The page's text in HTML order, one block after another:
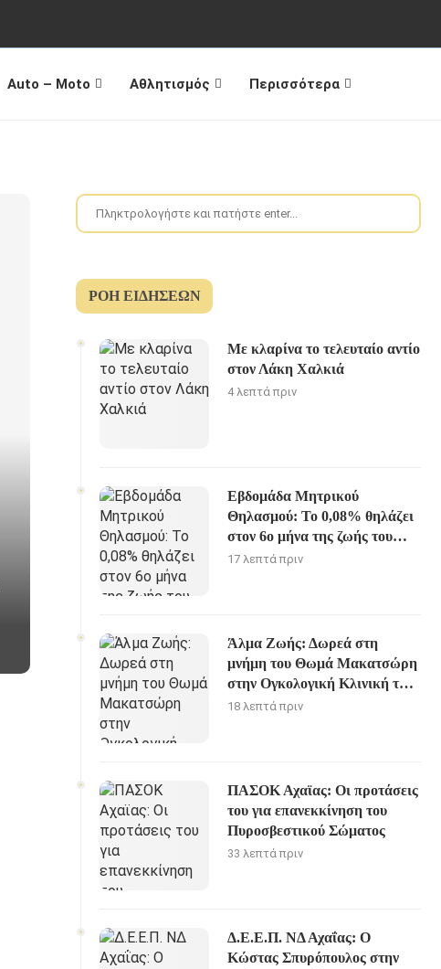
Auto – Moto Αθλητισμός Περισσότερα
ΡΟΉ ΕΙΔΉΣΕΩΝ
Με κλαρίνα το τελευταίο αντίο
στον Λάκη Χαλκιά
4 λεπτά πριν
Εβδομάδα Μητρικού
Θηλασμού: Το 0,08% θηλάζει
στον 6ο μήνα της ζωής του
παιδιού
17 λεπτά πριν
Άλμα Ζωής: Δωρεά στη
μνήμη του Θωμά Μακατσώρη
στην Ογκολογική Κλινική του
ΠΓΝΠ
18 λεπτά πριν
ΠΑΣΟΚ Αχαϊας: Οι προτάσεις
του για επανεκκίνηση του
Πυροσβεστικού Σώματος
33 λεπτά πριν
Δ.Ε.Ε.Π. ΝΔ Αχαΐας: Ο
Κώστας Σπυρόπουλος στην